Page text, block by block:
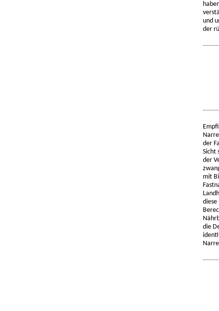
und
der
der
Sicht
der
mit
diese
die